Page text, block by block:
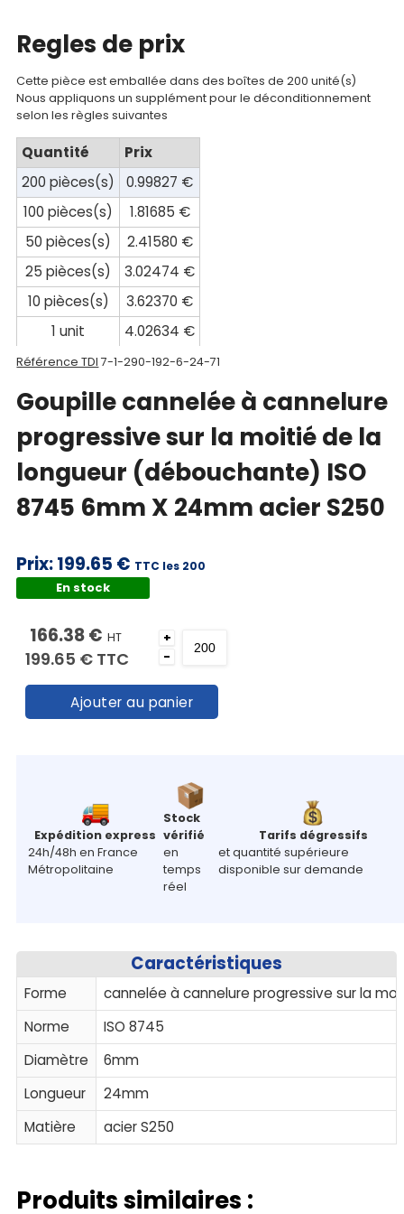
Mon
panier
Contact
Regles de prix
Cette pièce est emballée dans des boîtes de 200 unité(s)
Nous appliquons un supplément pour le déconditionnement
selon les règles suivantes
Quantité
Prix
200 pièces(s)
0.99827 €
100 pièces(s)
1.81685 €
50 pièces(s)
2.41580 €
25 pièces(s)
3.02474 €
10 pièces(s)
3.62370 €
1 unit
4.02634 €
Référence TDI 7-1-290-192-6-24-71
Goupille cannelée à cannelure
progressive sur la moitié de la
longueur (débouchante) ISO
8745 6mm X 24mm acier S250
Prix:199.65 € TTC les 200
En stock
166.38 € HT
199.65 € TTC
+
-
Ajouter au panier
Expédition express
24h/48h en France
Métropolitaine
Stock
vérifié
en
temps
réel
Tarifs dégressifs
et quantité supérieure
disponible sur demande
Caractéristiques
Forme
cannelée à cannelure progressive sur la
Norme
ISO 8745
Diamètre
6mm
Longueur
24mm
Matière
acier S250
Produits similaires :